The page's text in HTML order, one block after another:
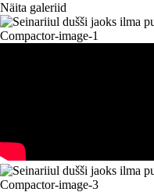
Näita galeriid